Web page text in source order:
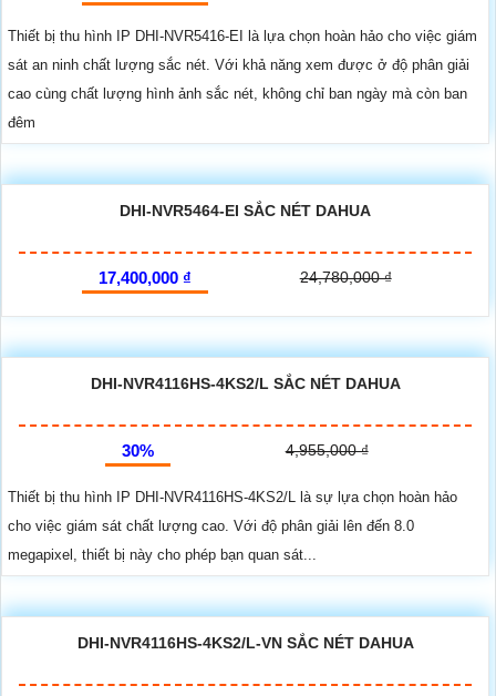
Thiết bị thu hình IP DHI-NVR5416-EI là lựa chọn hoàn hảo cho việc giám
sát an ninh chất lượng sắc nét. Với khả năng xem được ở độ phân giải
cao cùng chất lượng hình ảnh sắc nét, không chỉ ban ngày mà còn ban
đêm
DHI-NVR5464-EI SẮC NÉT DAHUA
17,400,000 ₫ 24,780,000 ₫
DHI-NVR4116HS-4KS2/L SẮC NÉT DAHUA
30% 4,955,000 ₫
Thiết bị thu hình IP DHI-NVR4116HS-4KS2/L là sự lựa chọn hoàn hảo
cho việc giám sát chất lượng cao. Với độ phân giải lên đến 8.0
megapixel, thiết bị này cho phép bạn quan sát...
DHI-NVR4116HS-4KS2/L-VN SẮC NÉT DAHUA